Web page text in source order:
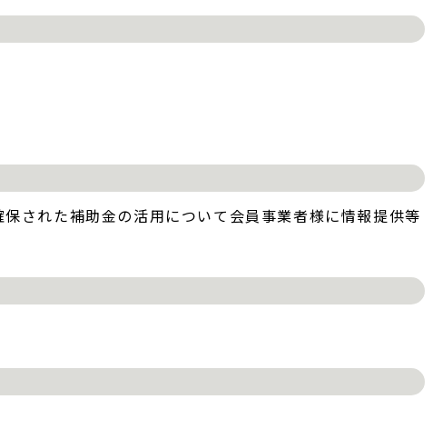
された補助金の活用について会員事業者様に情報提供等